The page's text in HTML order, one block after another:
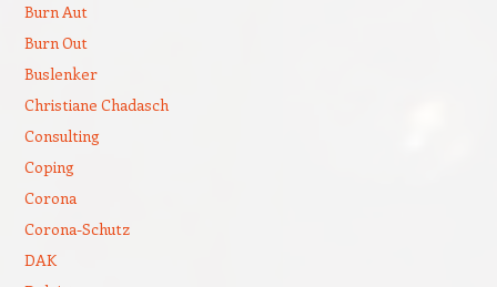
Burn Aut
Burn Out
Buslenker
Christiane Chadasch
Consulting
Coping
Corona
Corona-Schutz
DAK